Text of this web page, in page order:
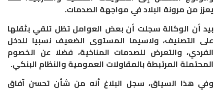
يعزز من مرونة البلاد في مواجهة الصدمات.
بيد أن الوكالة سجلت أن بعض العوامل تظل تلقي بثقلها
على التصنيف، ولاسيما المستوى الضعيف نسبيا للدخل
الفردي، والتعرض للصدمات المناخية، فضلا عن الخصوم
المحتملة المرتبطة بالمقاولات العمومية والنظام البنكي.
وفي هذا السياق، سجل البلاغ أنه من شأن تحسن آفاق